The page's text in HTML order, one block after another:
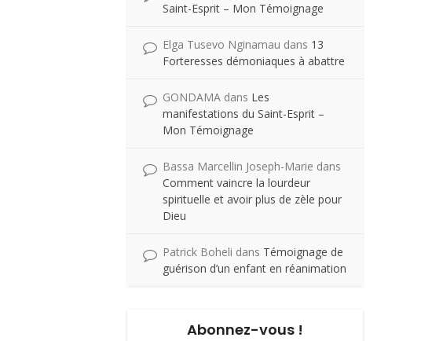
Saint-Esprit – Mon Témoignage
Elga Tusevo Nginamau dans 13
Forteresses démoniaques à abattre
GONDAMA dans Les
manifestations du Saint-Esprit –
Mon Témoignage
Bassa Marcellin Joseph-Marie dans
Comment vaincre la lourdeur
spirituelle et avoir plus de zèle pour
Dieu
Patrick Boheli dans Témoignage de
guérison d’un enfant en réanimation
Abonnez-vous !